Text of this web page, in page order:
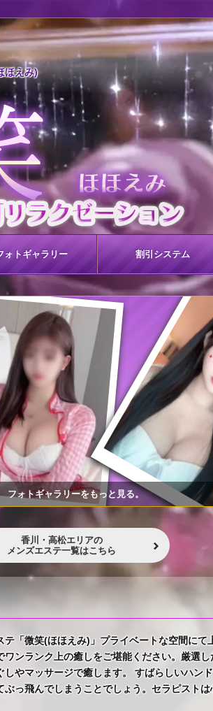
ほえみ)
ォトギャラリー 割引 システム
フォトギャラリーをもっと見る。
香川・高松エリアの
メンズエステ一覧はこちら
「微笑(ほほえみ)」プライベートな空間にて
ンランク上の癒しをご堪能ください。厳選
やマッサージで癒します。 すばらしいハン
っ飛んでしまうことでしょう。セラピスト